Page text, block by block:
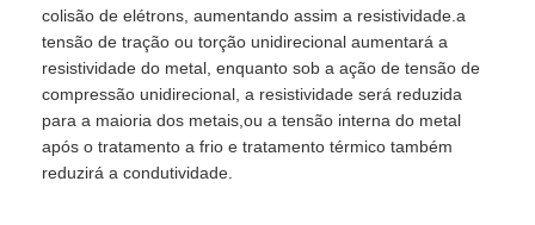
colisão de elétrons, aumentando assim a resistividade.a
tensão de tração ou torção unidirecional aumentará a
resistividade do metal, enquanto sob a ação de tensão de
compressão unidirecional, a resistividade será reduzida
para a maioria dos metais,ou a tensão interna do metal
após o tratamento a frio e tratamento térmico também
reduzirá a condutividade.